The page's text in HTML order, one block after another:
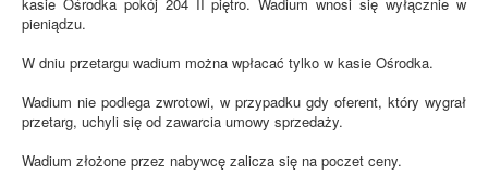
pieniądzu.
W dniu przetargu wadium można wpłacać tylko w kasie Ośrodka.
Wadium nie podlega zwrotowi, w przypadku gdy oferent, który wygrał
przetarg, uchyli się od zawarcia umowy sprzedaży.
Wadium złożone przez nabywcę zalicza się na poczet ceny.